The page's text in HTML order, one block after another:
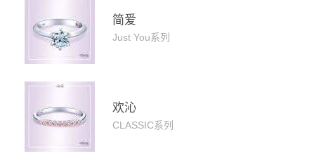
简爱
Just You系列
欢沁
CLASSIC系列